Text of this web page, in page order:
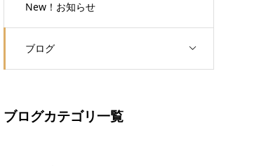
New！お知らせ
ブログ
ブログカテゴリ一覧